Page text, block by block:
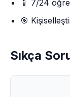
📱 7/24
🎯
Sıkça